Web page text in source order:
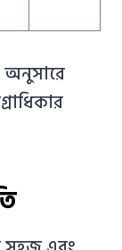
অনুসারে